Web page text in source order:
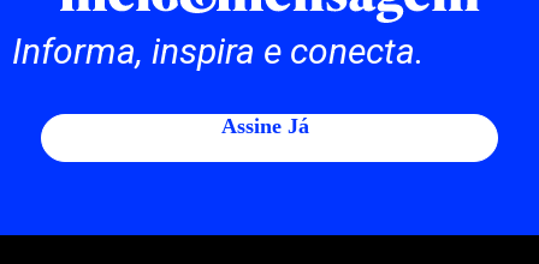
Informa, inspira e conecta.
Assine Já